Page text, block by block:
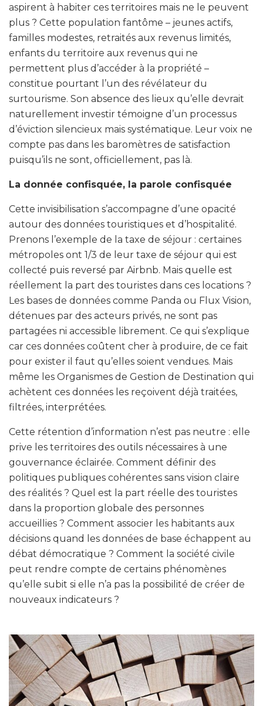
aspirent à habiter ces territoires mais ne le peuvent
plus ? Cette population fantôme – jeunes actifs,
familles modestes, retraités aux revenus limités,
enfants du territoire aux revenus qui ne
permettent plus d’accéder à la propriété –
constitue pourtant l’un des révélateur du
surtourisme. Son absence des lieux qu’elle devrait
naturellement investir témoigne d’un processus
d’éviction silencieux mais systématique. Leur voix ne
compte pas dans les baromètres de satisfaction
puisqu’ils ne sont, officiellement, pas là.
La donnée confisquée, la parole confisquée
Cette invisibilisation s’accompagne d’une opacité
autour des données touristiques et d’hospitalité.
Prenons l’exemple de la taxe de séjour : certaines
métropoles ont 1/3 de leur taxe de séjour qui est
collecté puis reversé par Airbnb. Mais quelle est
réellement la part des touristes dans ces locations ?
Les bases de données comme Panda ou Flux Vision,
détenues par des acteurs privés, ne sont pas
partagées ni accessible librement. Ce qui s’explique
car ces données coûtent cher à produire, de ce fait
pour exister il faut qu’elles soient vendues. Mais
même les Organismes de Gestion de Destination qui
achètent ces données les reçoivent déjà traitées,
filtrées, interprétées.
Cette rétention d’information n’est pas neutre : elle
prive les territoires des outils nécessaires à une
gouvernance éclairée. Comment définir des
politiques publiques cohérentes sans vision claire
des réalités ? Quel est la part réelle des touristes
dans la proportion globale des personnes
accueillies ? Comment associer les habitants aux
décisions quand les données de base échappent au
débat démocratique ? Comment la société civile
peut rendre compte de certains phénomènes
qu’elle subit si elle n’a pas la possibilité de créer de
nouveaux indicateurs ?